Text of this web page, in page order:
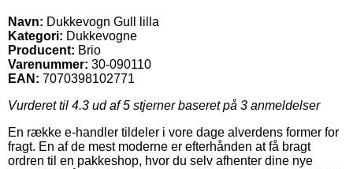
Navn: Dukkevogn Gull lilla
Kategori: Dukkevogne
Producent: Brio
Varenummer: 30-090110
EAN: 7070398102771
Vurderet til 4.3 ud af 5 stjerner baseret på 3 anmeldelser
En række e-handler tildeler i vore dage alverdens former for
fragt. En af de mest moderne er efterhånden at få bragt
ordren til en pakkeshop, hvor du selv afhenter dine nye